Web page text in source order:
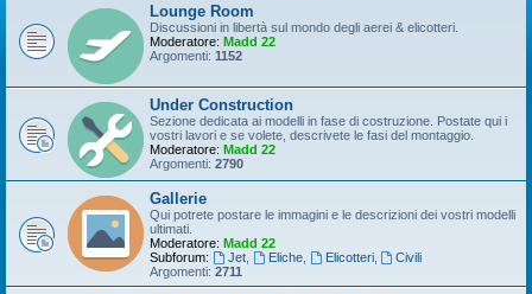
Lounge Room
Discussioni in libertà sul mondo degli aerei & elicotteri.
Moderatore: Madd 22
Argomenti: 1152
Under Construction
Sezione dedicata ai modelli in fase di costruzione. Postate qui i
vostri lavori e se volete, descrivete le fasi del montaggio.
Moderatore: Madd 22
Argomenti: 2790
Gallerie
Qui potrete postare le immagini e le descrizioni dei vostri modelli
ultimati.
Moderatore: Madd 22
Subforum:
Jet, Eliche, Elicotteri,
Civili
Argomenti: 2711